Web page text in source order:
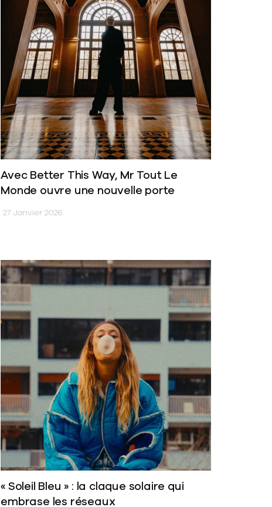
Avec Better This Way, Mr Tout Le
Monde ouvre une nouvelle porte
27 Janvier 2026
« Soleil Bleu » : la claque solaire qui
embrase les réseaux